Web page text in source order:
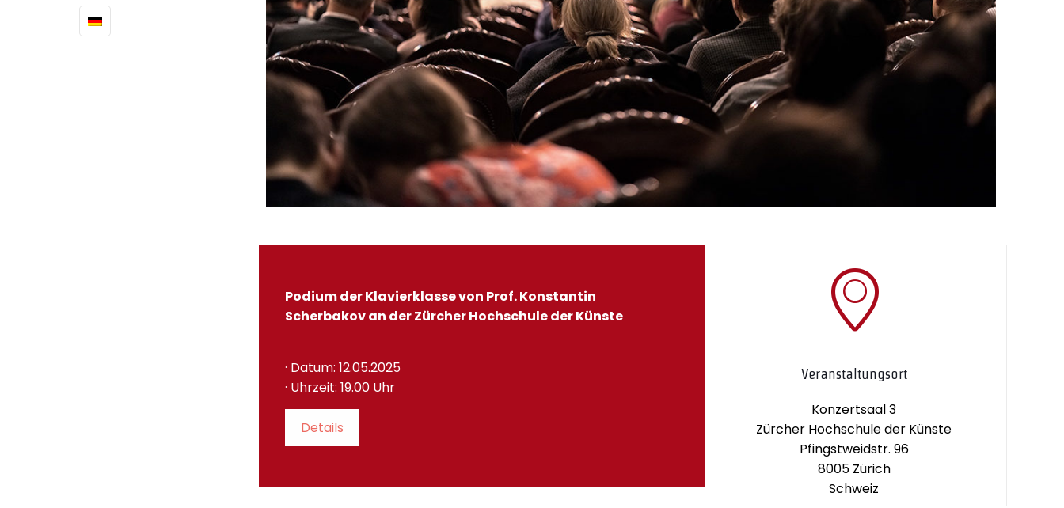
Podium der Klavierklasse von Prof. Konstantin
Scherbakov an der Zürcher Hochschule der Künste
· Datum: 12.05.2025
· Uhrzeit: 19.00 Uhr
Details
Veranstaltungsort
Konzertsaal 3
Zürcher Hochschule der Künste
Pfingstweidstr. 96
8005 Zürich
Schweiz